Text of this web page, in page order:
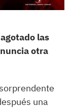
las
otra
una